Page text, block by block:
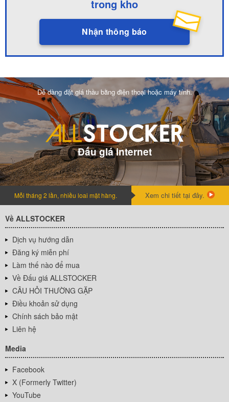
trong kho
Nhận thông báo
Dễ dàng đặt giá thầu bằng điện thoại hoặc máy tính.
Đấu giá internet
Mỗi tháng 2 lần, nhiều loai mặt hàng. Xem chi tiết tại đây.
Về ALLSTOCKER
Dịch vụ hướng dẫn
Đăng ký miễn phí
Làm thế nào để mua
Về Đấu giá ALLSTOCKER
CÂU HỎI THƯỜNG GẶP
Điều khoản sử dụng
Chính sách bảo mật
Liên hệ
Media
Facebook
X (Formerly Twitter)
YouTube